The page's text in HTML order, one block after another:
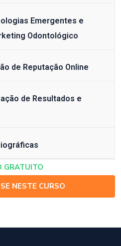
Emergentes e
Odontológico
de Reputação Online
de Resultados e
GRATUITO
NESTE CURSO